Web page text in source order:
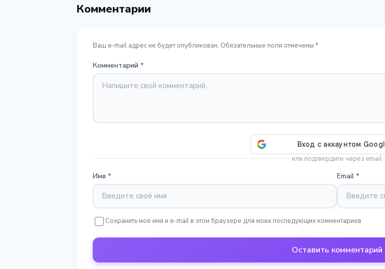
Комментарии
Ваш e-mail адрес не будет опубликован. Обязательные поля отмечены *
Комментарий *
или подтвердите через email
Имя * Email *
Сохранить моё имя и e-mail в этом браузере для моих последующих комментариев
Оставить комментарий